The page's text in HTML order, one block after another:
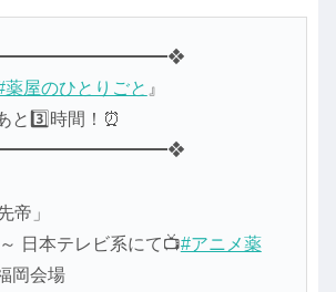
薬屋のひとりごと 』
3️⃣時間！⏰
帝」
日本テレビ系にて📺#アニメ薬
岡会場